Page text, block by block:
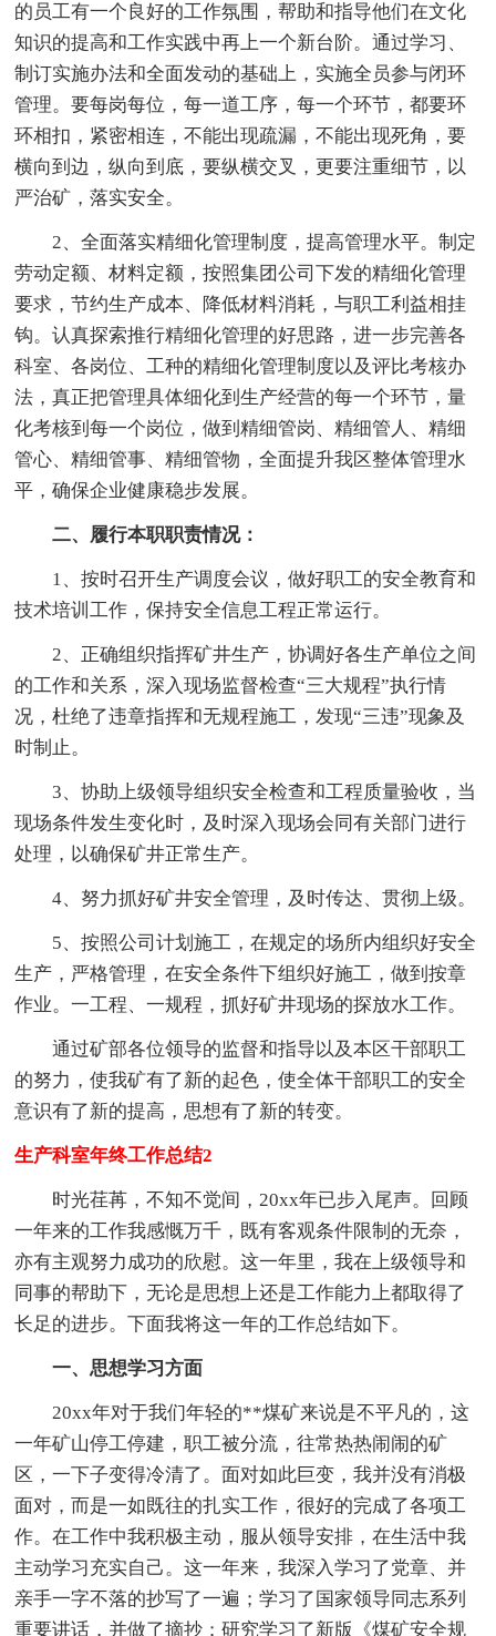
的员工有一个良好的工作氛围，帮助和指导他们在文化
知识的提高和工作实践中再上一个新台阶。通过学习、
制订实施办法和全面发动的基础上，实施全员参与闭环
管理。要每岗每位，每一道工序，每一个环节，都要环
环相扣，紧密相连，不能出现疏漏，不能出现死角，要
横向到边，纵向到底，要纵横交叉，更要注重细节，以
严治矿，落实安全。
2、全面落实精细化管理制度，提高管理水平。制定
劳动定额、材料定额，按照集团公司下发的精细化管理
要求，节约生产成本、降低材料消耗，与职工利益相挂
钩。认真探索推行精细化管理的好思路，进一步完善各
科室、各岗位、工种的精细化管理制度以及评比考核办
法，真正把管理具体细化到生产经营的每一个环节，量
化考核到每一个岗位，做到精细管岗、精细管人、精细
管心、精细管事、精细管物，全面提升我区整体管理水
平，确保企业健康稳步发展。
二、履行本职职责情况：
1、按时召开生产调度会议，做好职工的安全教育和
技术培训工作，保持安全信息工程正常运行。
2、正确组织指挥矿井生产，协调好各生产单位之间
的工作和关系，深入现场监督检查“三大规程”执行情
况，杜绝了违章指挥和无规程施工，发现“三违”现象及
时制止。
3、协助上级领导组织安全检查和工程质量验收，当
现场条件发生变化时，及时深入现场会同有关部门进行
处理，以确保矿井正常生产。
4、努力抓好矿井安全管理，及时传达、贯彻上级。
5、按照公司计划施工，在规定的场所内组织好安全
生产，严格管理，在安全条件下组织好施工，做到按章
作业。一工程、一规程，抓好矿井现场的探放水工作。
通过矿部各位领导的监督和指导以及本区干部职工
的努力，使我矿有了新的起色，使全体干部职工的安全
意识有了新的提高，思想有了新的转变。
生产科室年终工作总结2
时光荏苒，不知不觉间，20xx年已步入尾声。回顾
一年来的工作我感慨万千，既有客观条件限制的无奈，
亦有主观努力成功的欣慰。这一年里，我在上级领导和
同事的帮助下，无论是思想上还是工作能力上都取得了
长足的进步。下面我将这一年的工作总结如下。
一、思想学习方面
20xx年对于我们年轻的**煤矿来说是不平凡的，这
一年矿山停工停建，职工被分流，往常热热闹闹的矿
区，一下子变得冷清了。面对如此巨变，我并没有消极
面对，而是一如既往的扎实工作，很好的完成了各项工
作。在工作中我积极主动，服从领导安排，在生活中我
主动学习充实自己。这一年来，我深入学习了党章、并
亲手一字不落的抄写了一遍；学习了国家领导同志系列
重要讲话，并做了摘抄；研究学习了新版《煤矿安全规